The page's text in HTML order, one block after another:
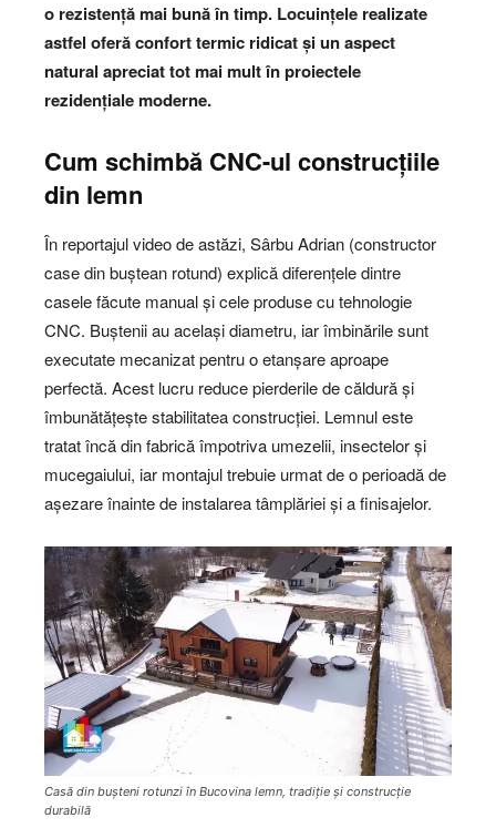
o rezistență mai bună în timp. Locuințele realizate
astfel oferă confort termic ridicat și un aspect
natural apreciat tot mai mult în proiectele
rezidențiale moderne.
Cum schimbă CNC-ul construcțiile
din lemn
În reportajul video de astăzi, Sârbu Adrian (constructor
case din buștean rotund) explică diferențele dintre
casele făcute manual și cele produse cu tehnologie
CNC. Buștenii au același diametru, iar îmbinările sunt
executate mecanizat pentru o etanșare aproape
perfectă. Acest lucru reduce pierderile de căldură și
îmbunătățește stabilitatea construcției. Lemnul este
tratat încă din fabrică împotriva umezelii, insectelor și
mucegaiului, iar montajul trebuie urmat de o perioadă de
așezare înainte de instalarea tâmplăriei și a finisajelor.
Casă din bușteni rotunzi în Bucovina lemn, tradiție și construcție
durabilă